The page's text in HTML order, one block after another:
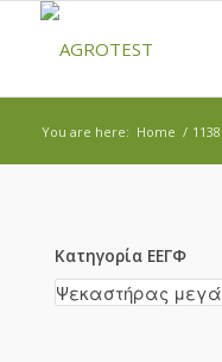
You are here: Home / 1138
Κατηγορία ΕΕΓΦ